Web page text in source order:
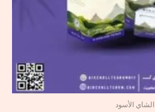
الشاي الأسود